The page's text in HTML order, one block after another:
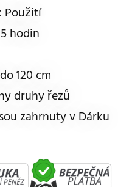
Použití
hodin
120 cm
druhy řezů
zahrnuty v Dárku​